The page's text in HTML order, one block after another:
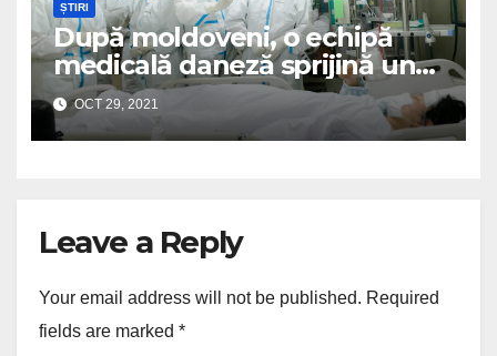
ȘTIRI
După moldoveni, o echipă
medicală daneză sprijină un
spital românesc
OCT 29, 2021
Leave a Reply
Your email address will not be published. Required
fields are marked *